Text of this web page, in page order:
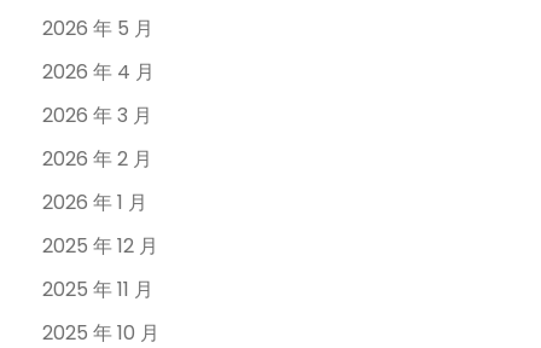
2026 年 5 月
2026 年 4 月
2026 年 3 月
2026 年 2 月
2026 年 1 月
2025 年 12 月
2025 年 11 月
2025 年 10 月